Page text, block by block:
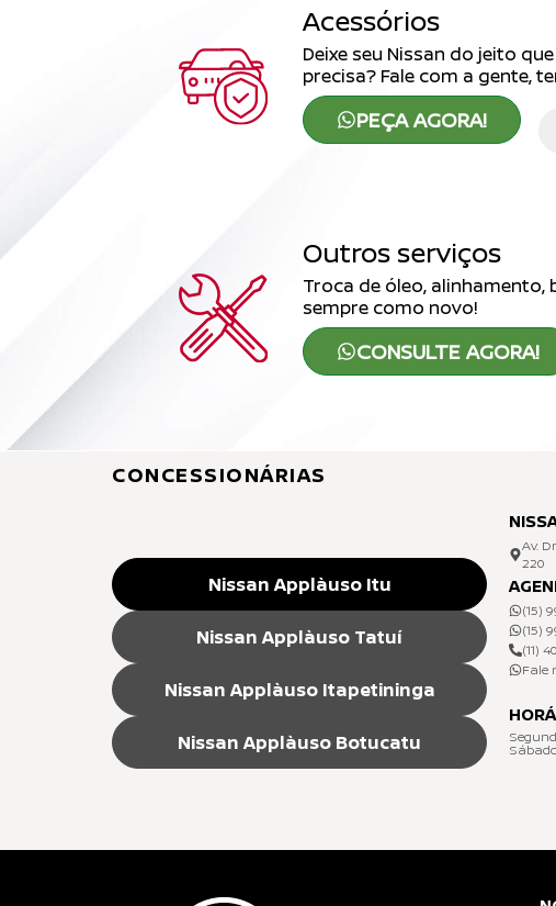
Acessórios
Deixe seu Nissan do jeito
precisa? Fale com a gente,
PEÇA AGORA!
Outros serviços
Troca de óleo, alinhamento,
sempre como novo!
CONSULTE AGORA!
CONCESSIONÁRIAS
Nissan Applàuso Itu
Nissan Applàuso Tatuí
Nissan Applàuso Itapetininga
Nissan Applàuso Botucatu
Av.
220
(15)
(15)
(11)
Fale